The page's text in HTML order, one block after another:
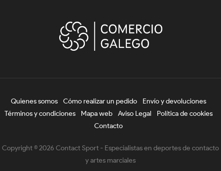
Quienes somos Cómo realizar un pedido
Envío y devoluciones
Términos y condiciones
Mapa web Aviso Legal
Política de cookies
Contacto
Copyright © 2026 Contact Sport - Especialistas en deportes de contacto
y artes marciales